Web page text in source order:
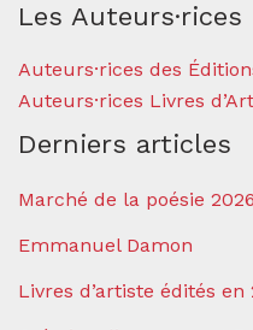
Les Auteurs·rices
Auteurs·rices des
Auteurs·rices Livres
Derniers articles
Marché de la poésie 2026
Emmanuel Damon
Livres d’artiste édités en